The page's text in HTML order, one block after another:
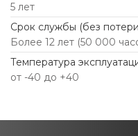
5 лет
Срок службы (без
Более 12 лет (50 000
Температура
от -40 до +40